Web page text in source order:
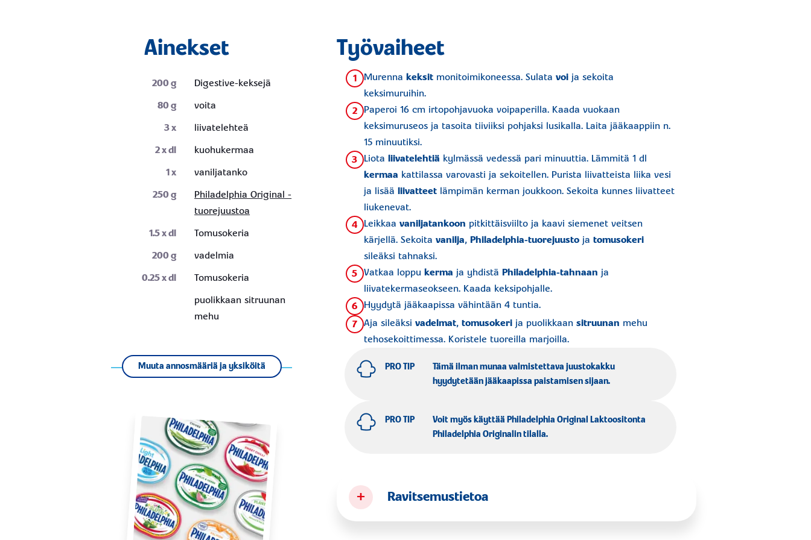
Ainekset
200g
Digestive-keksejä
80g
voita
3x
liivatelehteä
2x dl
kuohukermaa
1x
vaniljatanko
250g
Philadelphia Original -
tuorejuustoa
1.5x dl
Tomusokeria
200g
vadelmia
0.25x dl
Tomusokeria
puolikkaan sitruunan
mehu
Muuta annosmääriä ja yksiköitä
Työvaiheet
1 Murenna keksitmonitoimikoneessa. Sulata voija sekoita
keksimuruihin.
2 Paperoi 16 cm irtopohjavuoka voipaperilla. Kaada vuokaan
keksimuruseos ja tasoita tiiviiksi pohjaksi lusikalla. Laita jääkaappiin n.
15 minuutiksi.
3 Liota liivatelehtiä kylmässä vedessä pari minuuttia. Lämmitä 1 dl
kermaa kattilassa varovasti ja sekoitellen. Purista liivatteista liika vesi
ja lisää liivatteetlämpimän kerman joukkoon. Sekoita kunnes liivatteet
liukenevat.
4 Leikkaa vaniljatankoon pitkittäisviilto ja kaavi siemenet veitsen
kärjellä. Sekoita vanilja, Philadelphia-tuorejuustoja tomusokeri
sileäksi tahnaksi.
5 Vatkaa loppu kerma ja yhdistä Philadelphia-tahnaan ja
liivatekermaseokseen. Kaada keksipohjalle.
6 Hyydytä jääkaapissa vähintään 4 tuntia.
7 Aja sileäksi vadelmat, tomusokerija puolikkaan sitruunan mehu
tehosekoittimessa. Koristele tuoreilla marjoilla.
PRO TIP
Tämä ilman munaa valmistettava juustokakku
hyydytetään jääkaapissa paistamisen sijaan.
PRO TIP
Voit myös käyttää Philadelphia Original Laktoositonta
Philadelphia Originalin tilalla.
+ Ravitsemustietoa